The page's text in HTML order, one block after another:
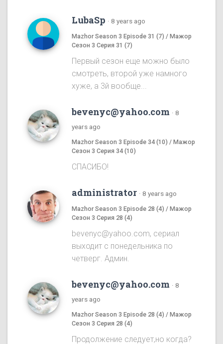
LubaSp · 8 years ago
Mazhor Season 3 Episode 31 (7) / Мажор
Сезон 3 Серия 31 (7)
Первый сезон еще можно было
смотреть, второй уже намного
хуже, а 3й вообще...
bevenyc@yahoo.com · 8
years ago
Mazhor Season 3 Episode 34 (10) / Мажор
Сезон 3 Серия 34 (10)
СПАСИБО!
administrator · 8 years ago
Mazhor Season 3 Episode 28 (4) / Мажор
Сезон 3 Серия 28 (4)
bevenyc@yahoo.com, сериал
выходит с понедельника по
четверг. Админ.
bevenyc@yahoo.com · 8
years ago
Mazhor Season 3 Episode 28 (4) / Мажор
Сезон 3 Серия 28 (4)
Продолжение следует,но когда?